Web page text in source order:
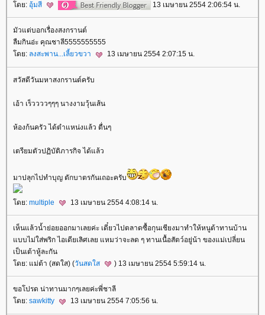
ดย: อุ้มสี 13 เมษายน 2554 2:06:54 น.
มัวแต่บอกเรื่องสงกรานต์
ลืมกินอ่ะ คุณชาลี5555555555
ดย: ลงสะพาน...เลี้ยวขวา 13 เมษายน 2554 2:07:15 น.
สวัสดีวันมหาสงกรานต์ครับ
เอ้า เร็ววววๆๆๆ นางงามวุ้นเส้น
ห้องก้นครัว ได้ตำแหน่งแล้ว ตื่นๆ
เตรียมตัวปฏิบัติภารกิจ ได้แล้ว
มาปลุกไปทำบุญ ตักบาตรกันเถอะครับ
ดย: multiple 13 เมษายน 2554 4:08:14 น.
เห็นแล้วน้ำย่อยออกมาเลยค่ะ เดี๋ยวไปตลาดซื้อกุนเชียงมาทำให้หนูต้าทานบ้าน
บบไม่ใส่พริก ไอเดียเลิศเลย แหมว่าจะลด ๆ ทานเนื้อสัตว์อยู่น้า ของแม่เปลี่ยน
เป็นเต้าหู้ละกัน
ดย: แม่ต้า (สดใส) (วันสดใส ) 13 เมษายน 2554 5:59:14 น.
ขอโปรด น่าทานมากๆเลยค่ะพี่ชาลี
ดย: sawkitty 13 เมษายน 2554 7:05:56 น.